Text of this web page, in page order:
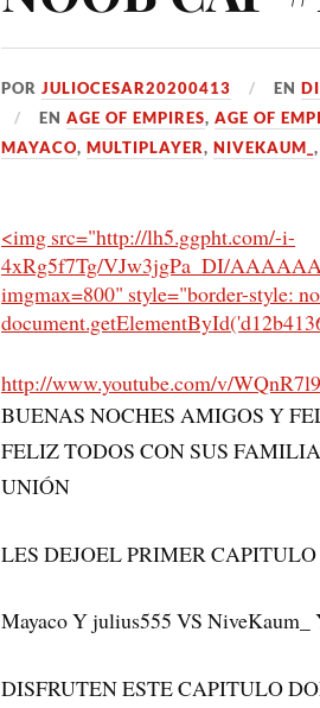
PORJULIOCESAR20200413 EN
ENAGE OF EMPIRES,AGE OF
MAYACO,MULTIPLAYER,NIVEKAUM_
<img src="http://lh5.ggpht.com/-i-
4xRg5f7Tg/VJw3jgPa_DI/
imgmax=800" style="border-style:
http://www.youtube.com/v/
BUENAS NOCHES AMIGOS Y
FELIZ TODOS CON SUS
UNIÓN
LES DEJOEL PRIMER
Mayaco Y julius555 VS NiveKaum_
DISFRUTEN ESTE CAPITULO